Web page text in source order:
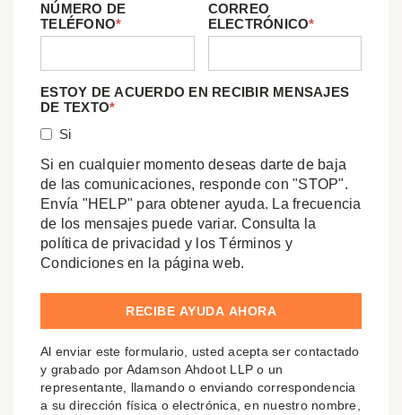
NÚMERO DE
TELÉFONO*
CORREO
ELECTRÓNICO*
ESTOY DE ACUERDO EN RECIBIR MENSAJES
DE TEXTO*
Si
Si en cualquier momento deseas darte de baja
de las comunicaciones, responde con "STOP".
Envía "HELP" para obtener ayuda. La frecuencia
de los mensajes puede variar. Consulta la
política de privacidad y los Términos y
Condiciones en la página web.
Al enviar este formulario, usted acepta ser contactado
y grabado por Adamson Ahdoot LLP o un
representante, llamando o enviando correspondencia
a su dirección física o electrónica, en nuestro nombre,